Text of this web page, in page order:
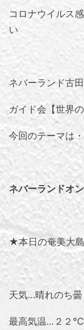
コロナウイルス
い
ネバーランド古
ガイド会【世界の
今回のテーマは
ネバーランドオ
★本日の奄美大島
天気…晴れのち曇
最高気温…２２℃